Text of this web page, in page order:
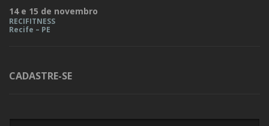
14 e 15 de novembro
RECIFITNESS
Recife – PE
CADASTRE-SE